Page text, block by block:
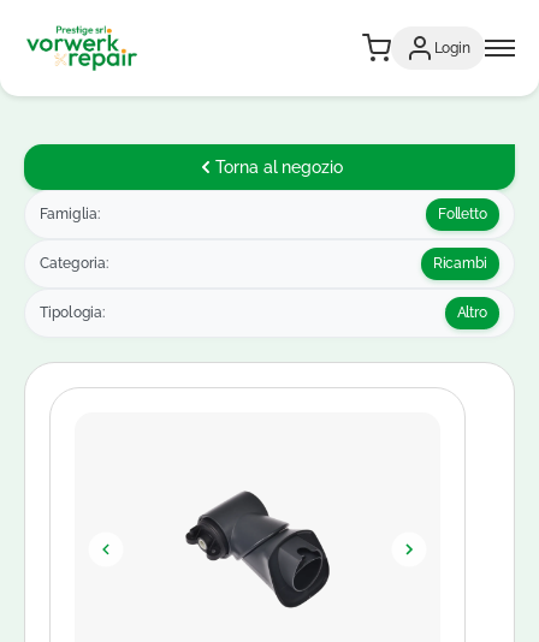
Login
Torna al negozio
Famiglia: Folletto
Categoria: Ricambi
Tipologia: Altro